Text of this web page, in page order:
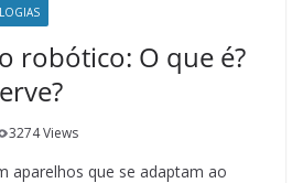
robótico: O que é?
3274 Views
aparelhos que se adaptam ao